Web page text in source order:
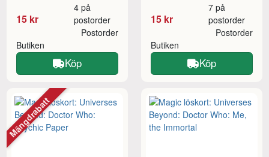
15 kr
4 på
postorder
Butiken
Postorder
Köp
15 kr
7 på
postorder
Butiken
Postorder
Köp
Mängdrabatt